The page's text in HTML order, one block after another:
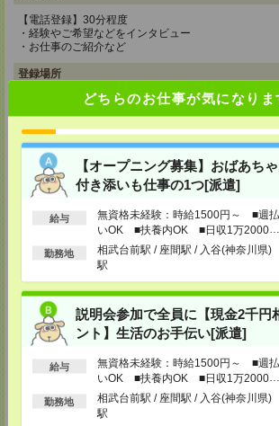
どちらのお仕事が気になりま
【オープニング募集】おばあち
付き添いも仕事の1つ[派遣]
給与
無資格未経験：時給1500円～ ■週払
いOK ■扶養内OK ■日収1万2000円
以上
勤務地
相武台前駅 / 座間駅 / 入谷(神奈川県)
駅
説明会参加で全員に【現金2千円
ント】生活のお手伝い[派遣]
給与
無資格未経験：時給1500円～ ■週払
いOK ■扶養内OK ■日収1万2000円
以上
勤務地
相武台前駅 / 座間駅 / 入谷(神奈川県)
駅
【電話登録】30分程度
・経験やご希望などをインタビュー
・お仕事のご紹介など
登録場所
CS新宿支店
東京都新宿区西新宿 1-6-1 新宿エルタワー 17F
TEL：0120-659-458
MAIL： CS_SHINJUKU@manpowergroup.jp
担当：採用担当
〒190-0012
東京都立川市曙町2-34-7 ファーレイーストビル 8F
TEL：0120-659-460
MAIL：CS_TACHIKAWA@manpowergroup.jp
CS横浜支店
〒220-8136
神奈川県横浜市西区みなとみらい 2-2-1 横浜ランド
TEL：0120-659-459
MAIL：CS_YOKOHAMA@manpowergroup.jp
担当：採用担当
CS大宮支店
〒330-0854 埼玉県さいたま市大宮区桜木町 1-10-